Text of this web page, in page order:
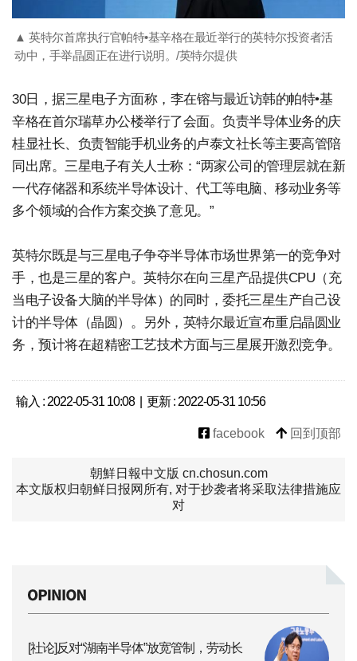
▲ 英特尔首席执行官帕特•基辛格在最近举行的英特尔投资者活
动中，手举晶圆正在进行说明。/英特尔提供
30日，据三星电子方面称，李在镕与最近访韩的帕特•基
辛格在首尔瑞草办公楼举行了会面。负责半导体业务的庆
桂显社长、负责智能手机业务的卢泰文社长等主要高管陪
同出席。三星电子有关人士称：“两家公司的管理层就在新
一代存储器和系统半导体设计、代工等电脑、移动业务等
多个领域的合作方案交换了意见。”
英特尔既是与三星电子争夺半导体市场世界第一的竞争对
手，也是三星的客户。英特尔在向三星产品提供CPU（充
当电子设备大脑的半导体）的同时，委托三星生产自己设
计的半导体（晶圆）。另外，英特尔最近宣布重启晶圆业
务，预计将在超精密工艺技术方面与三星展开激烈竞争。
输入 : 2022-05-31 10:08 | 更新 : 2022-05-31 10:56
facebook 回到顶部
朝鮮日報中文版 cn.chosun.com
本文版权归朝鲜日报网所有, 对于抄袭者将采取法律措施应
对
[社论]反对“湖南半导体”放宽管制，劳动长